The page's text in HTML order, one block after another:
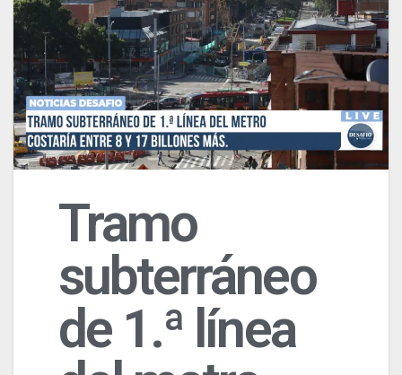
Tramo
subterráneo
de 1.ª línea